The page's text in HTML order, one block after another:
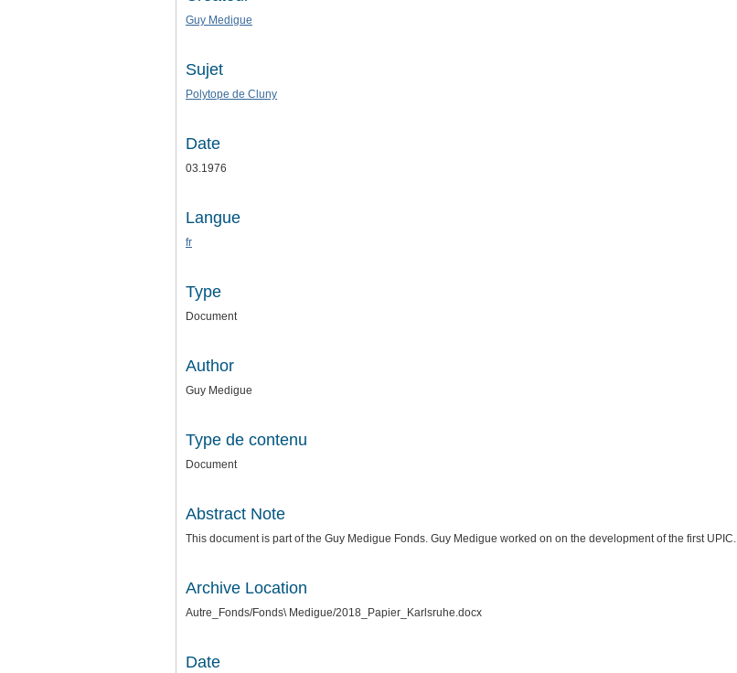
Guy Medigue
Sujet
Polytope de Cluny
Date
03.1976
Langue
fr
Type
Document
Author
Guy Medigue
Type de contenu
Document
Abstract Note
This document is part of the Guy Medigue Fonds. Guy Medigue worked on on the development of the first UPIC.
Archive Location
Autre_Fonds/Fonds\ Medigue/2018_Papier_Karlsruhe.docx
Date